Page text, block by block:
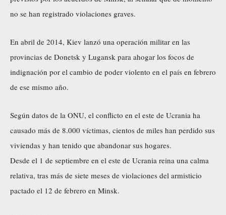
no se han registrado violaciones graves.
En abril de 2014, Kiev lanzó una operación militar en las
provincias de Donetsk y Lugansk para ahogar los focos de
indignación por el cambio de poder violento en el país en febrero
de ese mismo año.
Según datos de la ONU, el conflicto en el este de Ucrania ha
causado más de 8.000 víctimas, cientos de miles han perdido sus
viviendas y han tenido que abandonar sus hogares.
Desde el 1 de septiembre en el este de Ucrania reina una calma
relativa, tras más de siete meses de violaciones del armisticio
pactado el 12 de febrero en Minsk.